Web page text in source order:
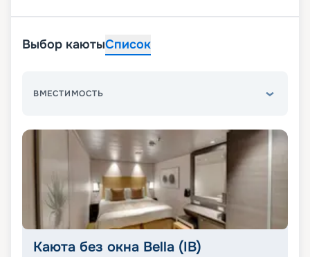
Выбор каютыСписок
ВМЕСТИМОСТЬ
Каюта без окна Bella (IB)